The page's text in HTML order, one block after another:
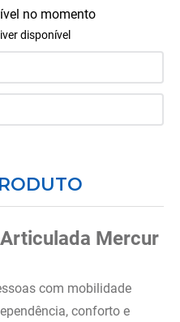
no momento
disponível
Mercur
com mobilidade
conforto e